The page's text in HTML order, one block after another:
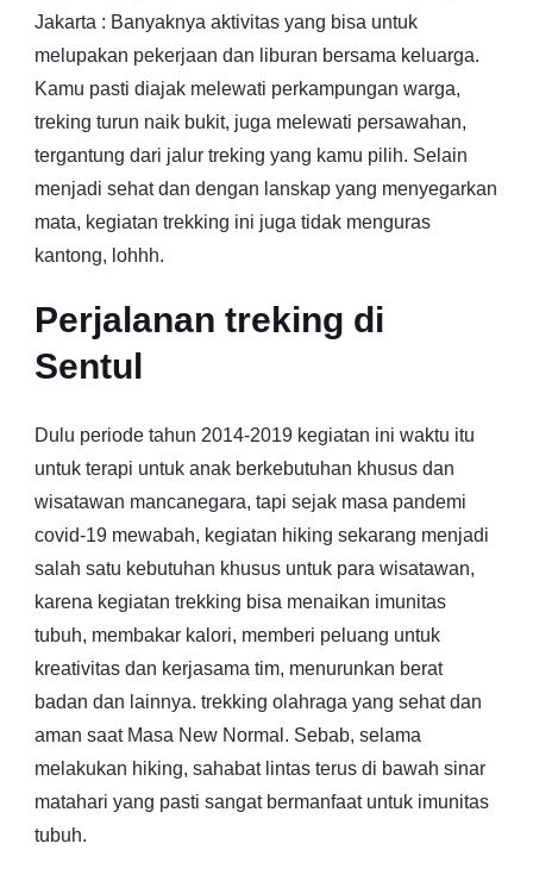
Jakarta : Banyaknya aktivitas yang bisa untuk
melupakan pekerjaan dan liburan bersama keluarga.
Kamu pasti diajak melewati perkampungan warga,
treking turun naik bukit, juga melewati persawahan,
tergantung dari jalur treking yang kamu pilih. Selain
menjadi sehat dan dengan lanskap yang menyegarkan
mata, kegiatan trekking ini juga tidak menguras
kantong, lohhh.
Perjalanan treking di
Sentul
Dulu periode tahun 2014-2019 kegiatan ini waktu itu
untuk terapi untuk anak berkebutuhan khusus dan
wisatawan mancanegara, tapi sejak masa pandemi
covid-19 mewabah, kegiatan hiking sekarang menjadi
salah satu kebutuhan khusus untuk para wisatawan,
karena kegiatan trekking bisa menaikan imunitas
tubuh, membakar kalori, memberi peluang untuk
kreativitas dan kerjasama tim, menurunkan berat
badan dan lainnya. trekking olahraga yang sehat dan
aman saat Masa New Normal. Sebab, selama
melakukan hiking, sahabat lintas terus di bawah sinar
matahari yang pasti sangat bermanfaat untuk imunitas
tubuh.